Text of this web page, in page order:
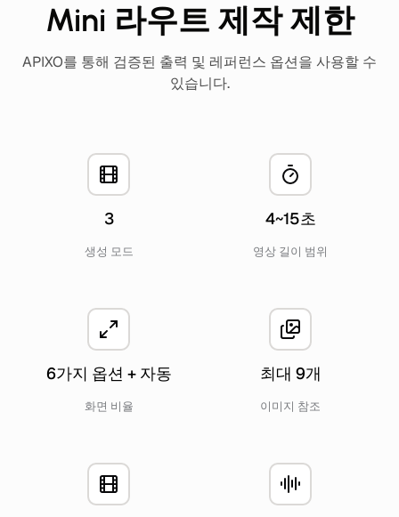
Mini 라우트 제작 제한
APIXO를 통해 검증된 출력 및 레퍼런스 옵션을 사용할 수
있습니다.
3
생성 모드
4~15초
영상 길이 범위
6가지 옵션 + 자동
화면 비율
최대 9개
이미지 참조